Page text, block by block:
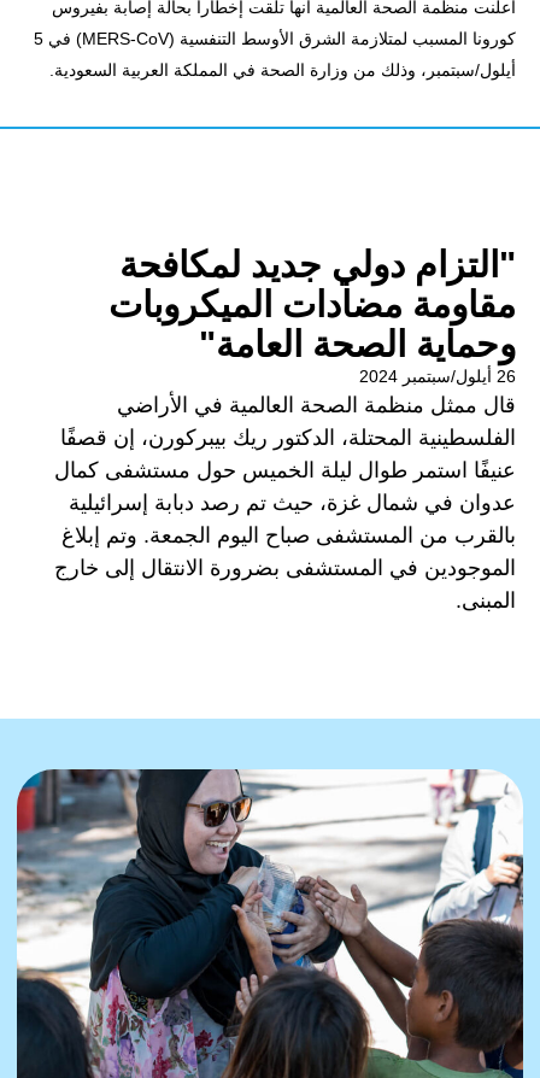
أعلنت منظمة الصحة العالمية أنها تلقت إخطاراً بحالة إصابة بفيروس
كورونا المسبب لمتلازمة الشرق الأوسط التنفسية (MERS-CoV) في 5
أيلول/سبتمبر، وذلك من وزارة الصحة في المملكة العربية السعودية.
"التزام دولي جديد لمكافحة
مقاومة مضادات الميكروبات
وحماية الصحة العامة"
26 أيلول/سبتمبر 2024
قال ممثل منظمة الصحة العالمية في الأراضي
الفلسطينية المحتلة، الدكتور ريك بيبركورن، إن قصفًا
عنيفًا استمر طوال ليلة الخميس حول مستشفى كمال
عدوان في شمال غزة، حيث تم رصد دبابة إسرائيلية
بالقرب من المستشفى صباح اليوم الجمعة. وتم إبلاغ
الموجودين في المستشفى بضرورة الانتقال إلى خارج
المبنى.